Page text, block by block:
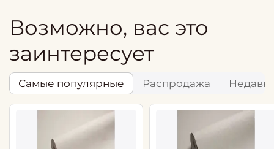
Возможно, вас это
заинтересует
Самые популярные Распродажа